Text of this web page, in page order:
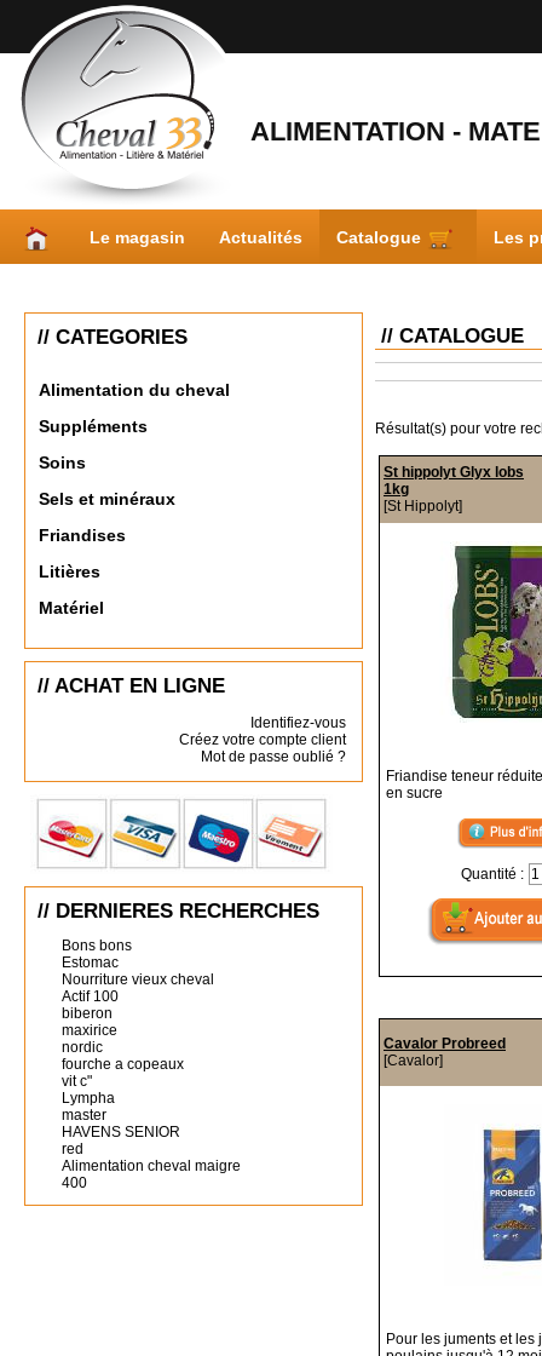
ALIMENTATION -
Le magasin Actualités Catalogue Les
// CATEGORIES
Alimentation du cheval
Suppléments
Soins
Sels et minéraux
Friandises
Litières
Matériel
// ACHAT EN LIGNE
Identifiez-vous
Créez votre compte client
Mot de passe oublié ?
// DERNIERES RECHERCHES
Bons bons
Estomac
Nourriture vieux cheval
Actif 100
biberon
maxirice
nordic
fourche a copeaux
vit c"
Lympha
master
HAVENS SENIOR
red
Alimentation cheval maigre
400
// CATALOGUE
Résultat(s) pour votre
St hippolyt Glyx lobs
1kg
[St Hippolyt]
Friandise teneur
en sucre
Quantité :
Cavalor Probreed
[Cavalor]
Pour les juments et les